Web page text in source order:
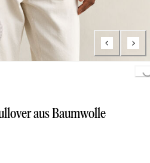
Loading...
aus Baumwolle